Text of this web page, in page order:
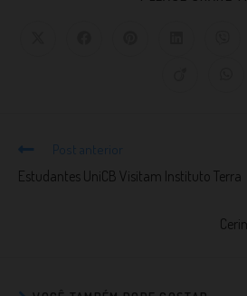
Post anterior
Estudantes UniCB Visitam Instituto Terra